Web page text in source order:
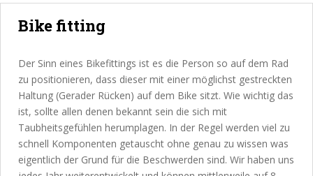
Bike fitting
Der Sinn eines Bikefittings ist es die Person so auf dem Rad
zu positionieren, dass dieser mit einer möglichst gestreckten
Haltung (Gerader Rücken) auf dem Bike sitzt. Wie wichtig das
ist, sollte allen denen bekannt sein die sich mit
Taubheitsgefühlen herumplagen. In der Regel werden viel zu
schnell Komponenten getauscht ohne genau zu wissen was
eigentlich der Grund für die Beschwerden sind. Wir haben uns